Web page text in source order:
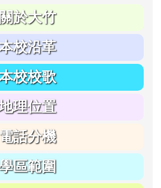
關於大竹
校沿革
校校歌
理位置
電話分機
學區範圍